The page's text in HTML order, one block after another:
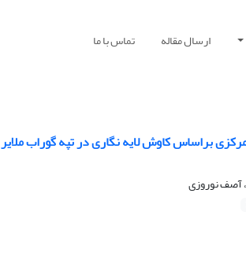
ارسال مقاله تماس با ما
براساس کاوش لایه نگاری در تپه گوراب ملایر
آصف نوروزی